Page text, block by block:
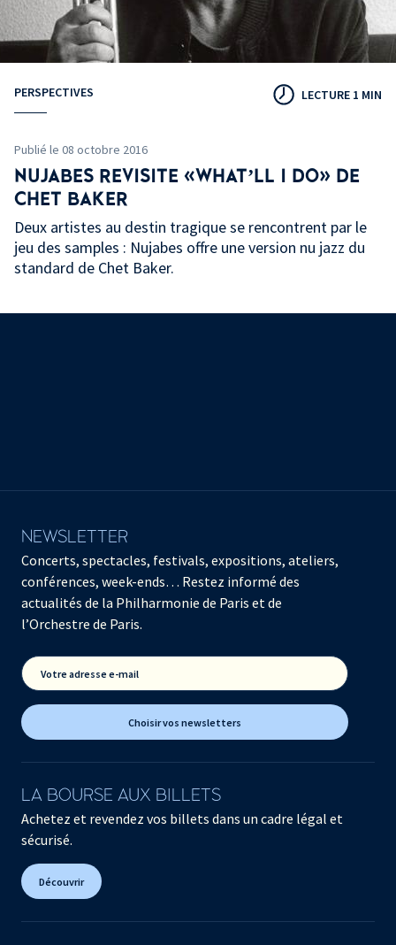
PERSPECTIVES LECTURE 1 MIN
Publié le 08 octobre 2016
NUJABES REVISITE «WHAT’LL I DO» DE
CHET BAKER
Deux artistes au destin tragique se rencontrent par le
jeu des samples : Nujabes offre une version nu jazz du
standard de Chet Baker.
NEWSLETTER
Concerts, spectacles, festivals, expositions, ateliers,
conférences, week-ends… Restez informé des
actualités de la Philharmonie de Paris et de
l’Orchestre de Paris.
Votre adresse e-mail
Choisir vos newsletters
LA BOURSE AUX BILLETS
Achetez et revendez vos billets dans un cadre légal et
sécurisé.
Découvrir